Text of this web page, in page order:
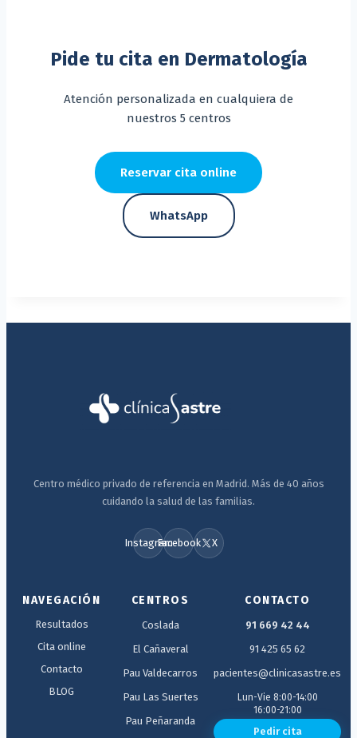
Pide tu cita en Dermatología
Atención personalizada en cualquiera de
nuestros 5 centros
Reservar cita online
WhatsApp
Centro médico privado de referencia en Madrid. Más de 40 años
cuidando la salud de las familias.
InstagramFacebook X
NAVEGACIÓN
Resultados
Cita online
Contacto
BLOG
CENTROS
Coslada
El Cañaveral
Pau Valdecarros
Pau Las Suertes
Pau Peñaranda
CONTACTO
91 669 42 44
91 425 65 62
pacientes@clinicasastre.es
Lun-Vie 8:00-14:00
16:00-21:00
Pedir cita